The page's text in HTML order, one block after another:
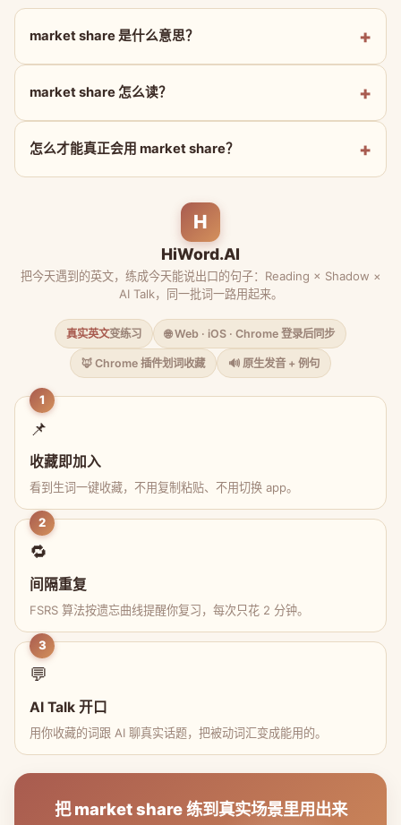
market share 是什么意思？
market share 怎么读？
怎么才能真正会用 market share？
H
HiWord.AI
把今天遇到的英文，练成今天能说出口的句子：Reading × Shadow ×
AI Talk，同一批词一路用起来。
真实英文变练习 🌐 Web · iOS · Chrome 登录后同步
🦊 Chrome 插件划词收藏 🔊 原生发音 + 例句
1
📌
收藏即加入
看到生词一键收藏，不用复制粘贴、不用切换 app。
2
🔁
间隔重复
FSRS 算法按遗忘曲线提醒你复习，每次只花 2 分钟。
3
💬
AI Talk 开口
用你收藏的词跟 AI 聊真实话题，把被动词汇变成能用的。
把 market share 练到真实场景里用出来